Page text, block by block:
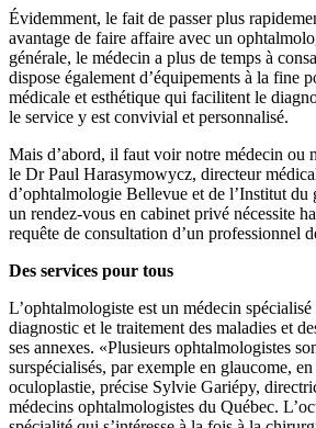
Évidemment, le fait de passer plus
avantage de faire affaire avec un
générale, le médecin a plus de temps à
dispose également d’équipements à la fine
médicale et esthétique qui facilitent le
le service y est convivial et personnalisé.
Mais d’abord, il faut voir notre médecin ou
le Dr Paul Harasymowycz, directeur
d’ophtalmologie Bellevue et de l’Institut du
un rendez-vous en cabinet privé nécessite
requête de consultation d’un professionnel
Des services pour tous
L’ophtalmologiste est un médecin
diagnostic et le traitement des maladies et
ses annexes. «Plusieurs ophtalmologistes
surspécialisés, par exemple en glaucome,
oculoplastie, précise Sylvie Gariépy,
médecins ophtalmologistes du Québec.